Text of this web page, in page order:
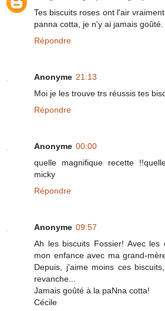
Tes biscuits roses ont l'air
panna cotta, je n'y ai jamais goûté.
Répondre
Anonyme 21:13
Moi je les trouve trs réussis tes
Répondre
Anonyme 00:00
quelle magnifique recette
micky
Répondre
Anonyme 09:57
Ah les biscuits Fossier! Avec les
mon enfance avec ma grand-
Depuis, j'aime moins ces
revanche...
Jamais goûté à la paNna cotta!
Cécile